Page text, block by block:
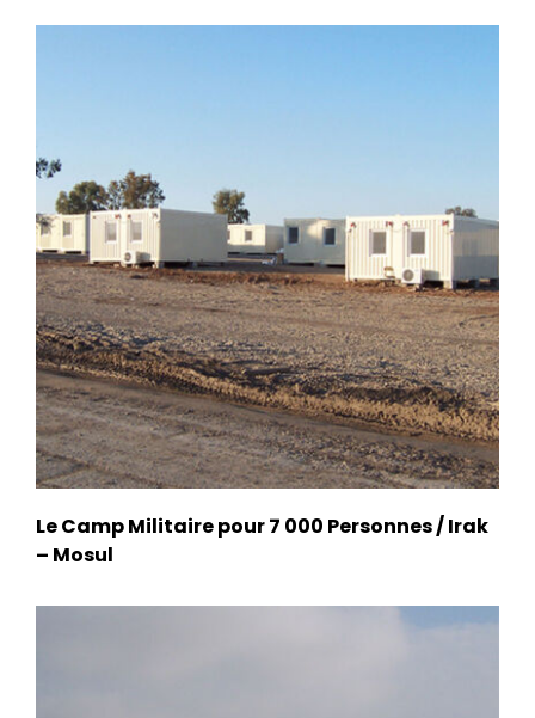
Le Camp Militaire pour 7 000 Personnes / Irak
– Mosul